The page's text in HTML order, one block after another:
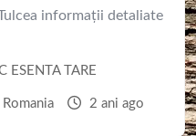
informații detaliate
ESENTA TARE
Romania 2 ani ago